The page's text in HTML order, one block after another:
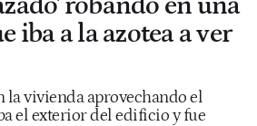
iba a la azotea a ver
la vivienda aprovechando el
el exterior del edificio y fue